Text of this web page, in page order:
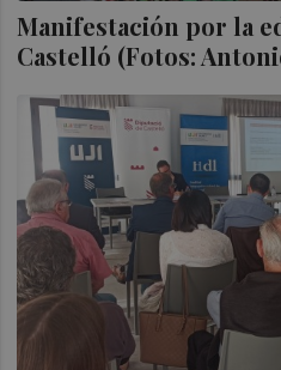
Manifestación por la
Castelló (Fotos: